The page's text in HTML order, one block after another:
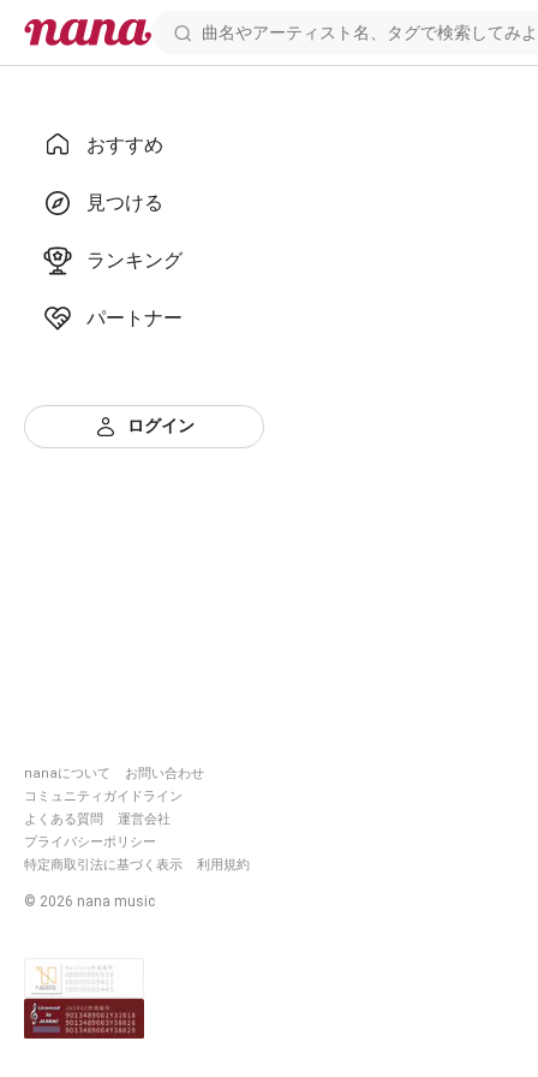
おすすめ
見つける
ランキング
パートナー
ログイン
nanaについて
お問い合わせ
コミュニティガイドライン
よくある質問
運営会社
プライバシーポリシー
特定商取引法に基づく表示
利用規約
© 2026 nana music